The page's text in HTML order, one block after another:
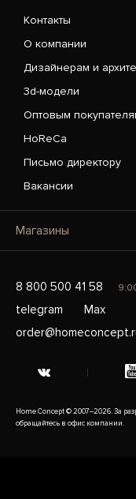
Контакты
О компании
Дизайнерам и
3d-модели
Оптовым
HoReCa
Письмо директору
Вакансии
Магазины
8 800 500 41 58
telegram
Max
Home Concept © 2007–2026. За
обращайтесь в офис компании.